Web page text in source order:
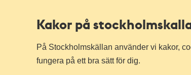
Kakor på
På Stockholmskällan använder vi kakor,
fungera på ett bra sätt för dig.